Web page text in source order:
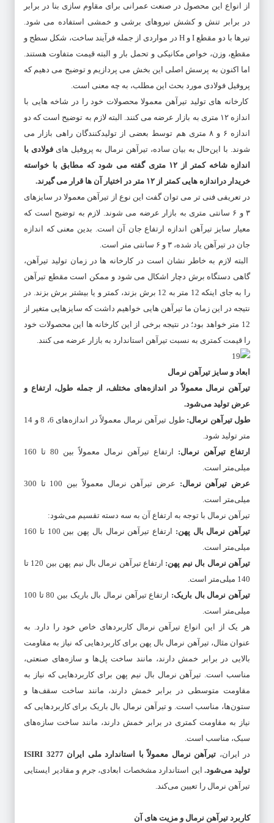
از انواع این محصول در صنعت عمرانی برای مقاوم‌ سازی بنا در برابر
در برابر تنش و کشش نیروهای برشی و خمشی استفاده می‌ شود.
تیرها با دو مقطع I و H در مواردی از جمله فرآیند ساخت، شکل سطح و
مقطع، وزن، خواص مکانیکی و تحمل بار و البته قیمت متفاوت هستند.
اما اکنون به پرسش اصلی این بخش می‌ پردازیم و توضیح می‌ دهیم که
پروفیل فولادی مورد بحث این مطلب، به چه معنی است.
کارخانه‌ های تولید تیرآهن معمولا محصولات خود را در شاخه‌‌ هایی با
اندازه‌ ۱۲ متری به بازار عرضه می‌ کنند. البته لازم به توضیح است که دو
اندازه ۶ و ۸ متری هم توسط بعضی از تولیدکنندگان راهی بازار می‌
شوند. با این‌حال به بیان ساده، تیرآهن نرمال به پروفیل‌ هایفولادی با
اندازه شاخه کمتر از ۱۲ متری گفته می شود که مطابق با خواسته
خریدار دراندازه‌ هایی کمتر از ۱۲ متر در اختیار آن‌ ها قرار می‌ گیرند
.
در تعریفی فنی‌ تر می‌ توان گفت این نوع از تیرآهن معمولا در سایزهای
۳ و ۶ سانتی‌ متری به بازار عرضه‌ می‌ شوند. لازم به توضیح است که
معیار سایز تیرآهن اندازه ارتفاع جان آن است. بدین معنی که اندازه
جان در تیرآهن یاد شده، ۳ و ۶ سانتی‌ متر است.
البته لازم به خاطر نشان است در کارخانه ها در زمان تولید تیرآهن،
گاهی دستگاه برش دچار اشکال می شود و ممکن است مقطع تیرآهن
را به جای اینکه 12 متر به 12 برش بزند، کمتر و یا بیشتر برش بزند. در
نتیجه در این زمان ما تیرآهن هایی خواهیم داشت که سایزهایی متغیر از
12 متر خواهد بود؛ در نتیجه برخی از این کارخانه ها این محصولات خود
را قیمت کمتری به نسبت تیرآهن استاندارد به بازار عرضه می کنند.
ابعاد و سایز تیرآهن نرمال
تیرآهن نرمال معمولاً در اندازه‌های مختلف، از جمله طول، ارتفاع و
عرض تولید می‌شود.
طول تیرآهن نرمال:
طول تیرآهن نرمال معمولاً در اندازه‌های 6، 8 و 14
متر تولید شود.
ارتفاع تیرآهن نرمال:
ارتفاع تیرآهن نرمال معمولاً بین 80 تا 160
میلی‌متر است.
عرض تیرآهن نرمال:
عرض تیرآهن نرمال معمولاً بین 100 تا 300
میلی‌متر است.
تیرآهن نرمال با توجه به ارتفاع آن به سه دسته تقسیم می‌شود:
تیرآهن نرمال بال پهن:
ارتفاع تیرآهن نرمال بال پهن بین 100 تا 160
میلی‌متر است.
تیرآهن نرمال بال نیم پهن:
ارتفاع تیرآهن نرمال بال نیم پهن بین 120 تا
140 میلی‌متر است.
تیرآهن نرمال بال باریک:
ارتفاع تیرآهن نرمال بال باریک بین 80 تا 100
میلی‌متر است.
هر یک از این انواع تیرآهن نرمال کاربردهای خاص خود را دارد. به
عنوان مثال، تیرآهن نرمال بال پهن برای کاربردهایی که نیاز به مقاومت
بالایی در برابر خمش دارند، مانند ساخت پل‌ها و سازه‌های صنعتی،
مناسب است. تیرآهن نرمال بال نیم پهن برای کاربردهایی که نیاز به
مقاومت متوسطی در برابر خمش دارند، مانند ساخت سقف‌ها و
ستون‌ها، مناسب است. و تیرآهن نرمال بال باریک برای کاربردهایی که
نیاز به مقاومت کمتری در برابر خمش دارند، مانند ساخت سازه‌های
سبک، مناسب است.
در ایران، تیرآهن نرمال معمولاً با استاندارد ملی ایران ISIRI 3277
تولید می‌شود. این استاندارد مشخصات ابعادی، جرم و مقادیر ایستایی
تیرآهن نرمال را تعیین می‌کند.
کاربرد تیرآهن نرمال و مزیت های آن